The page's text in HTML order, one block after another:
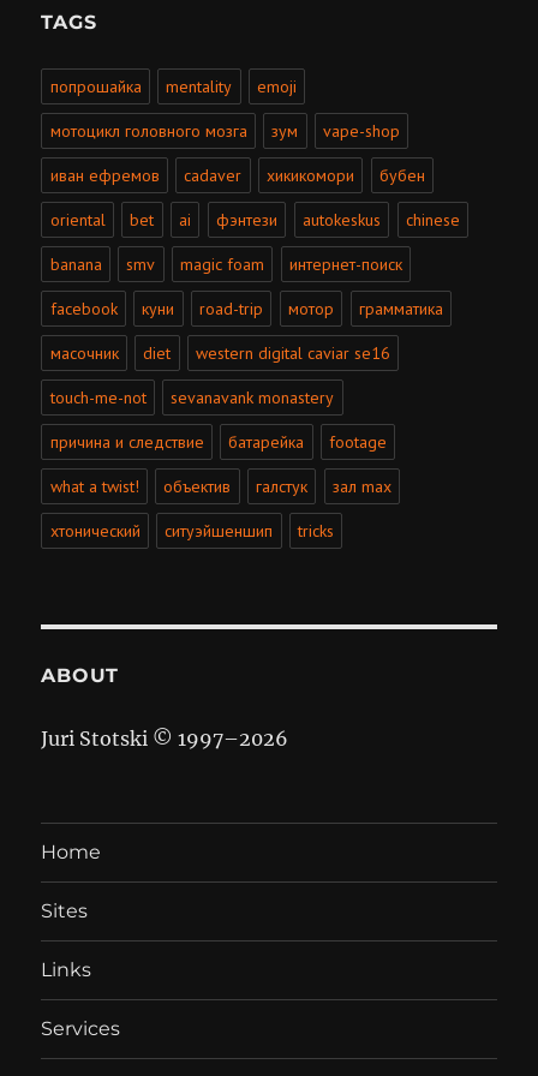
TAGS
попрошайка mentality emoji
мотоцикл головного мозга зум vape-shop
иван ефремов cadaver хикикомори бубен
oriental bet ai фэнтези autokeskus chinese
banana smv magic foam интернет-поиск
facebook куни road-trip мотор грамматика
масочник diet western digital caviar se16
touch-me-not sevanavank monastery
причина и следствие батарейка footage
what a twist! объектив галстук зал max
хтонический ситуэйшеншип tricks
ABOUT
Juri Stotski © 1997–2026
Home
Sites
Links
Services